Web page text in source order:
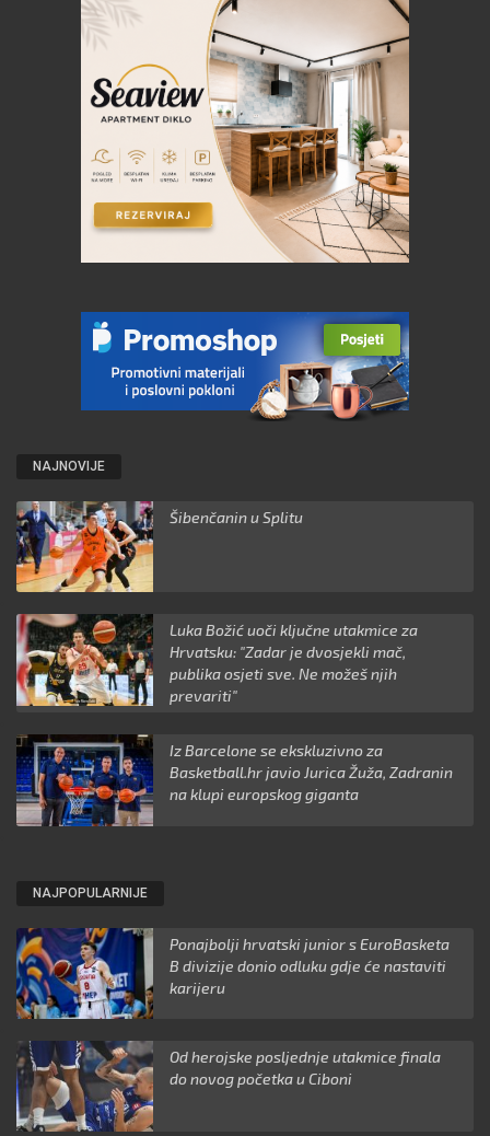
NAJNOVIJE
Šibenčanin u Splitu
Luka Božić uoči ključne utakmice za
Hrvatsku: "Zadar je dvosjekli mač,
publika osjeti sve. Ne možeš njih
prevariti"
Iz Barcelone se ekskluzivno za
Basketball.hr javio Jurica Žuža, Zadranin
na klupi europskog giganta
NAJPOPULARNIJE
Ponajbolji hrvatski junior s EuroBasketa
B divizije donio odluku gdje će nastaviti
karijeru
Od herojske posljednje utakmice finala
do novog početka u Ciboni